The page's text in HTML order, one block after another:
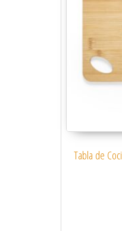
Tabla de